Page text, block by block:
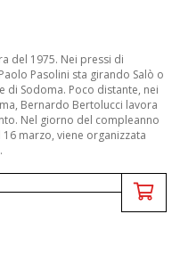
del 1975. Nei pressi di
Pasolini sta girando Salò o
di Sodoma. Poco distante, nei
Bernardo Bertolucci lavora
Nel giorno del compleanno
marzo, viene organizzata